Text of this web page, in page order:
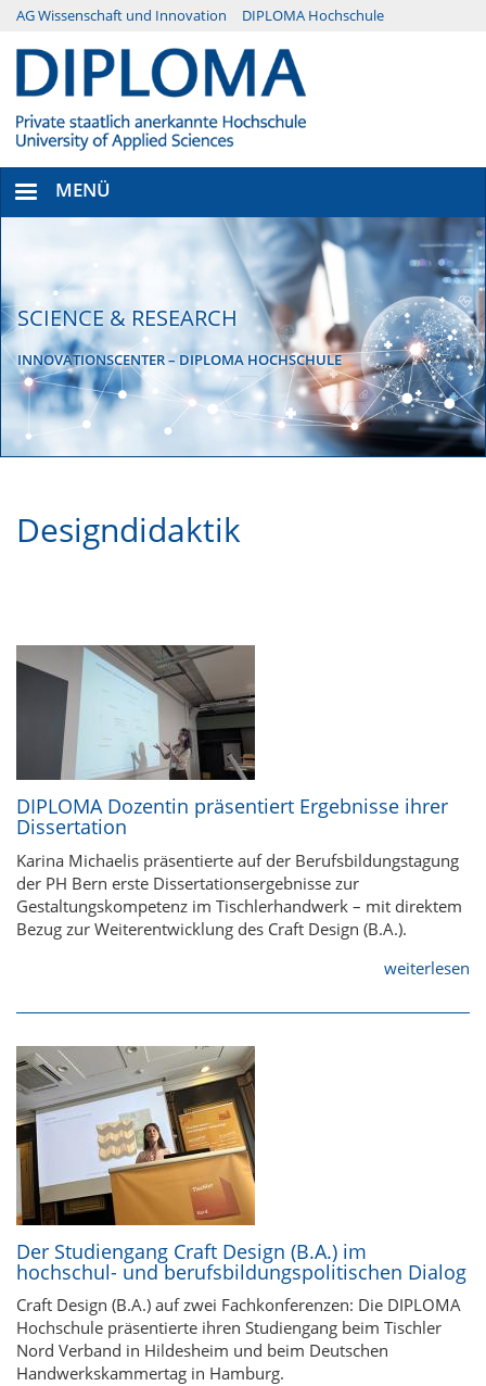
Direkt
Inhalt
Secondary
AG Wissenschaft und Innovation DIPLOMA Hochschule
MENÜ
SCIENCE & RESEARCH
INNOVATIONSCENTER – DIPLOMA HOCHSCHULE
Designdidaktik
DIPLOMA Dozentin präsentiert Ergebnisse ihrer
Dissertation
Karina Michaelis präsentierte auf der Berufsbildungstagung
der PH Bern erste Dissertationsergebnisse zur
Gestaltungskompetenz im Tischlerhandwerk – mit direktem
Bezug zur Weiterentwicklung des Craft Design (B.A.).
weiterlesen
Der Studiengang Craft Design (B.A.) im
hochschul- und berufsbildungspolitischen Dialog
Craft Design (B.A.) auf zwei Fachkonferenzen: Die DIPLOMA
Hochschule präsentierte ihren Studiengang beim Tischler
Nord Verband in Hildesheim und beim Deutschen
Handwerkskammertag in Hamburg.